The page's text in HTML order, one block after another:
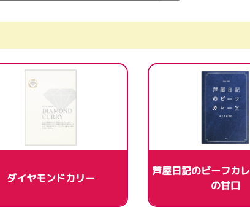
ダイヤモンドカリー
芦屋日記のビーフカ
の甘口